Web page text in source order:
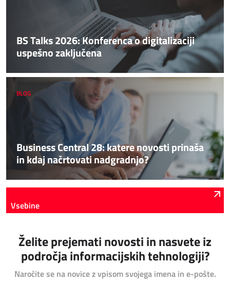
BS Talks 2026: Konferenca o digitalizaciji
uspešno zaključena
BLOG
Business Central 28: katere novosti prinaša
in kdaj načrtovati nadgradnjo?
Vsebine
Želite prejemati novosti in nasvete iz
področja informacijskih tehnologiji?
Naročite se na novice z vpisom svojega imena in e-pošte.